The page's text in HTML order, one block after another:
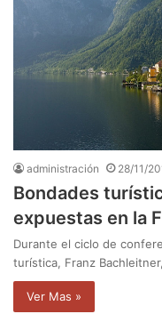
administración 28/11/
Bondades
expuestas en la
Durante el ciclo de
turística, Franz
Ver Mas »